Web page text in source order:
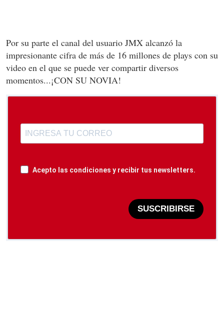
Por su parte el canal del usuario JMX alcanzó la
impresionante cifra de más de 16 millones de plays con su
video en el que se puede ver compartir diversos
momentos...¡CON SU NOVIA!
Acepto las condiciones y recibir tus newsletters.
SUSCRIBIRSE